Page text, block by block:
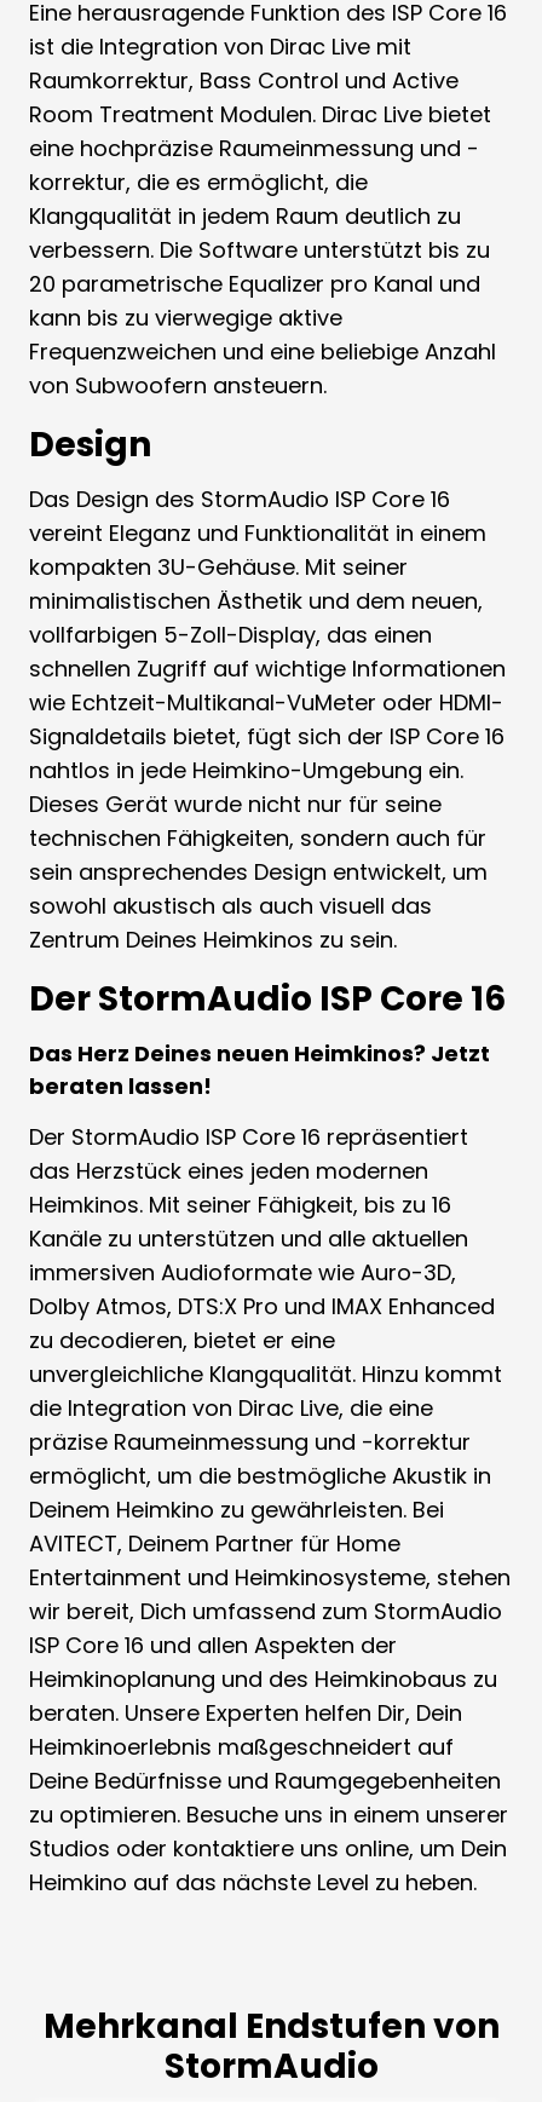
Eine herausragende Funktion des ISP Core 16
ist die Integration von Dirac Live mit
Raumkorrektur, Bass Control und Active
Room Treatment Modulen. Dirac Live bietet
eine hochpräzise Raumeinmessung und -
korrektur, die es ermöglicht, die
Klangqualität in jedem Raum deutlich zu
verbessern. Die Software unterstützt bis zu
20 parametrische Equalizer pro Kanal und
kann bis zu vierwegige aktive
Frequenzweichen und eine beliebige Anzahl
von Subwoofern ansteuern​​​​.
Design
Das Design des StormAudio ISP Core 16
vereint Eleganz und Funktionalität in einem
kompakten 3U-Gehäuse. Mit seiner
minimalistischen Ästhetik und dem neuen,
vollfarbigen 5-Zoll-Display, das einen
schnellen Zugriff auf wichtige Informationen
wie Echtzeit-Multikanal-VuMeter oder HDMI-
Signaldetails bietet, fügt sich der ISP Core 16
nahtlos in jede Heimkino-Umgebung ein.
Dieses Gerät wurde nicht nur für seine
technischen Fähigkeiten, sondern auch für
sein ansprechendes Design entwickelt, um
sowohl akustisch als auch visuell das
Zentrum Deines Heimkinos zu sein.
Der StormAudio ISP Core 16
Das Herz Deines neuen Heimkinos? Jetzt
beraten lassen!
Der StormAudio ISP Core 16 repräsentiert
das Herzstück eines jeden modernen
Heimkinos. Mit seiner Fähigkeit, bis zu 16
Kanäle zu unterstützen und alle aktuellen
immersiven Audioformate wie Auro-3D,
Dolby Atmos, DTS:X Pro und IMAX Enhanced
zu decodieren, bietet er eine
unvergleichliche Klangqualität. Hinzu kommt
die Integration von Dirac Live, die eine
präzise Raumeinmessung und -korrektur
ermöglicht, um die bestmögliche Akustik in
Deinem Heimkino zu gewährleisten. Bei
AVITECT, Deinem Partner für Home
Entertainment und Heimkinosysteme, stehen
wir bereit, Dich umfassend zum StormAudio
ISP Core 16 und allen Aspekten der
Heimkinoplanung und des Heimkinobaus zu
beraten. Unsere Experten helfen Dir, Dein
Heimkinoerlebnis maßgeschneidert auf
Deine Bedürfnisse und Raumgegebenheiten
zu optimieren. Besuche uns in einem unserer
Studios oder kontaktiere uns online, um Dein
Heimkino auf das nächste Level zu heben.
Mehrkanal Endstufen von
StormAudio